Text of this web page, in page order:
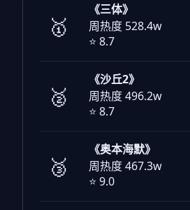
🥇
《三体》
周热度 528.4w
⭐ 8.7
🥈
《沙丘2》
周热度 496.2w
⭐ 8.7
🥉
《奥本海默》
周热度 467.3w
⭐ 9.0